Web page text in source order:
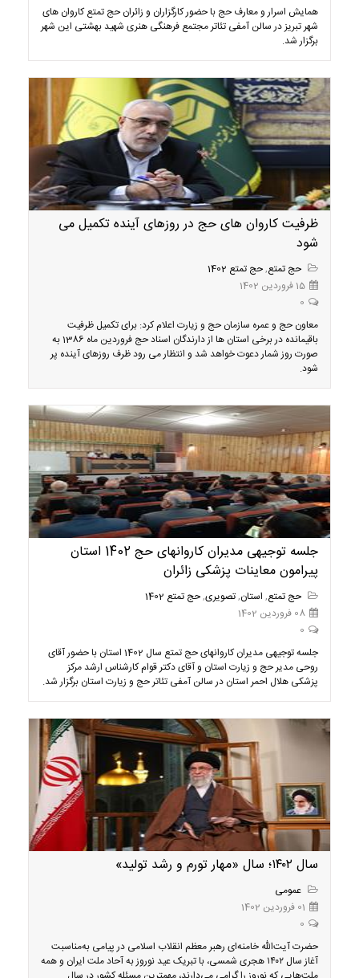
همایش اسرار و معارف حج با حضور کارگزاران و زائران حج تمتع کاروان های
شهر تبریز در سالن آمفی تئاتر مجتمع فرهنگی هنری شهید بهشتی این شهر
برگزار شد.
ظرفیت کاروان های حج در روزهای آینده تکمیل می
شود
حج تمتع,حج تمتع 1402
15 فروردین 1402
0
معاون حج و عمره سازمان حج و زیارت اعلام کرد: برای تکمیل ظرفیت
باقیمانده در برخی استان ها از دارندگان اسناد حج فروردین ماه 1386 به
صورت روز شمار دعوت خواهد شد و انتظار می رود ظرف روزهای آینده پر
شود.
جلسه توجیهی مدیران کاروانهای حج 1402 استان
پیرامون معاینات پزشکی زائران
حج تمتع, استان,تصویری,حج تمتع 1402
08 فروردین 1402
0
جلسه توجیهی مدیران کاروانهای حج تمتع سال 1402 استان با حضور آقای
روحی مدیر حج و زیارت استان و آقای دکتر قوام کارشناس ارشد مرکز
پزشکی هلال احمر استان در سالن آمفی تئاتر حج و زیارت استان برگزار شد.
سال ۱۴۰۲؛ سال «مهار تورم و رشد تولید»
عمومی
01 فروردین 1402
0
حضرت آیت‌الله خامنه‌ای رهبر معظم انقلاب اسلامی در پیامی به‌مناسبت
آغاز سال ۱۴۰۲ هجری شمسی، با تبریک عید نوروز به آحاد ملت ایران و همه